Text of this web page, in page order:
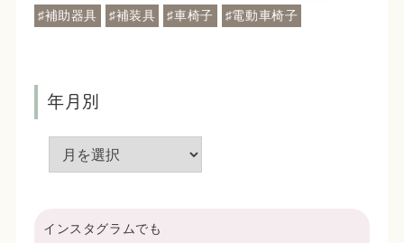
♯補助器具
♯補装具 ♯車椅子 ♯電動車椅子
年月別
インスタグラムでも